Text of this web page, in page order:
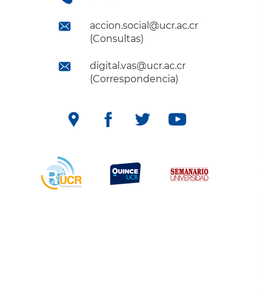
accion.social@ucr.ac.cr
(Consultas)
digital.vas@ucr.ac.cr
(Correspondencia)